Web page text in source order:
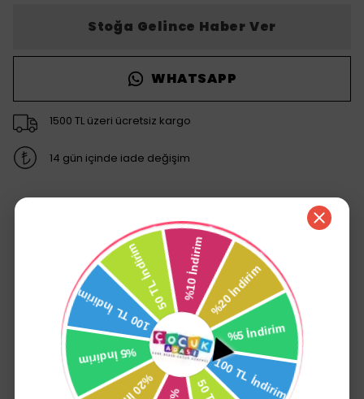
Stoğa Gelince Haber Ver
WHATSAPP
1500 TL üzeri ücretsiz kargo
14 gün içinde iade değişim
Molfix’e özel tasarlanmış anatomik uyumlu
Molfix Külot Bez bulutsu bel ve bacak
bölgesi sayesinde bebeğiniz artık çok daha
rahat!
Bebeğinizin bedenine tam oturur sızıntıları
önlemeye yardımcı olur.
Bebeğinizin karnı şiştiğinde gaz olduğunda
onunla beraber genişler ve onu rahat
ettirir.